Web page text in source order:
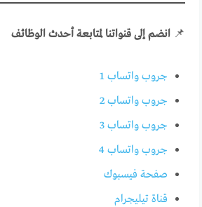
📌انضم إلى قنواتنا لمتابعة أحدث الوظائف
جروب واتساب 1
جروب واتساب 2
جروب واتساب 3
جروب واتساب 4
صفحة فيسبوك
قناة تيليجرام